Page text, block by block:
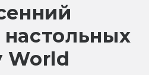
World